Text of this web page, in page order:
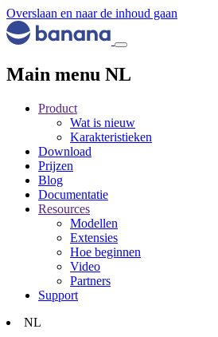
Overslaan en naar de inhoud gaan
Main menu NL
Product
Wat is nieuw
Karakteristieken
Download
Prijzen
Blog
Documentatie
Resources
Modellen
Extensies
Hoe beginnen
Video
Partners
Support
NL